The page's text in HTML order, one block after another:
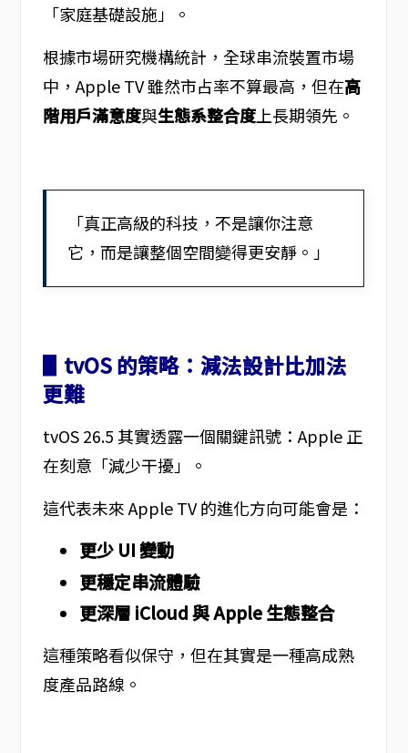
「家庭基礎設施」。
根據市場研究機構統計，全球串流裝置市場
中，Apple TV 雖然市占率不算最高，但在高
階用戶滿意度與生態系整合度上長期領先。
「真正高級的科技，不是讓你注意
它，而是讓整個空間變得更安靜。」
▋tvOS 的策略：減法設計比加法
更難
tvOS 26.5 其實透露一個關鍵訊號：Apple 正
在刻意「減少干擾」。
這代表未來 Apple TV 的進化方向可能會是：
更少 UI 變動
更穩定串流體驗
更深層 iCloud 與 Apple 生態整合
這種策略看似保守，但在其實是一種高成熟
度產品路線。